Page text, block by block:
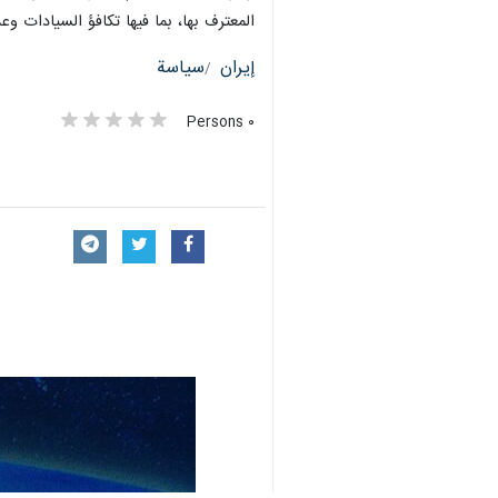
المعترف بها، بما فيها تكافؤ السيادات
إيران سياسة
٠ Persons